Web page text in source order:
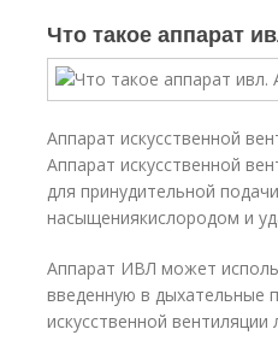
Что такое аппарат
Аппарат искусственной
Аппарат искусственной
для принудительной
насыщениякислородом и
Аппарат ИВЛ может
введенную в дыхательные
искусственной вентиляции